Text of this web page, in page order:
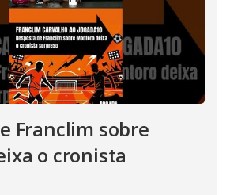
Franclim sobre
o cronista